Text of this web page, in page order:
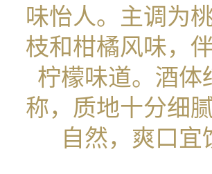
味怡人。主调为
枝和柑橘风味，
柠檬味道。酒体
称，质地十分细
自然，爽口宜